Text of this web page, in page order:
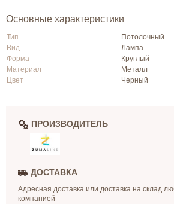
Основные характеристики
Тип
Потолочный
Вид
Лампа
Форма
Круглый
Материал
Металл
Цвет
Черный
ПРОИЗВОДИТЕЛЬ
ДОСТАВКА
Адресная доставка или доставка на склад
компанией